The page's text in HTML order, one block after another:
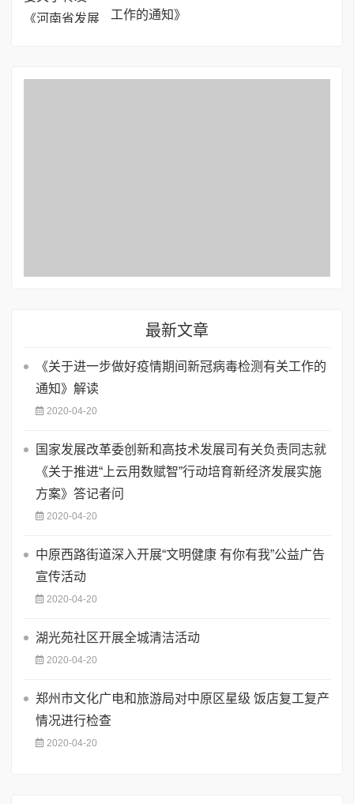
工作的通知》
最新文章
《关于进一步做好疫情期间新冠病毒检测有关工作的
通知》解读
2020-04-20
国家发展改革委创新和高技术发展司有关负责同志就
《关于推进“上云用数赋智”行动培育新经济发展实施
方案》答记者问
2020-04-20
中原西路街道深入开展“文明健康 有你有我”公益广告
宣传活动
2020-04-20
湖光苑社区开展全城清洁活动
2020-04-20
郑州市文化广电和旅游局对中原区星级 饭店复工复产
情况进行检查
2020-04-20